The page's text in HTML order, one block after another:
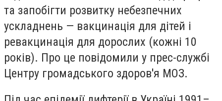
та запобігти розвитку небезпечних
ускладнень — вакцинація для дітей і
ревакцинація для дорослих (кожні 10
років). Про це повідомили у прес-службі
Центру громадського здоров'я МОЗ.